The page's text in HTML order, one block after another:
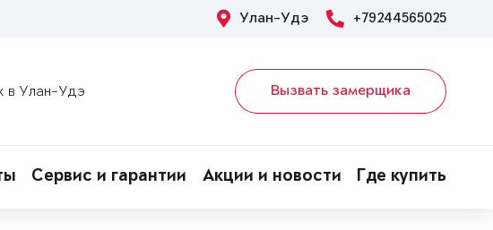
Улан-Удэ +79244565025
в Улан-Удэ Вызвать замерщика
Сервис и гарантии Акции и новости Где купить